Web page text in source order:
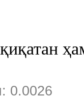
қиқатан ҳ
0.0026